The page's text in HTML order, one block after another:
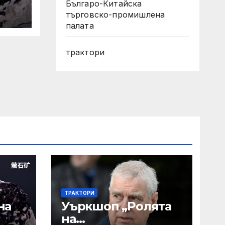
Българо-Китайска
търговско-промишлена
палата
трактори
ТРАКТОРИ
Уъркшоп „Ролята
на